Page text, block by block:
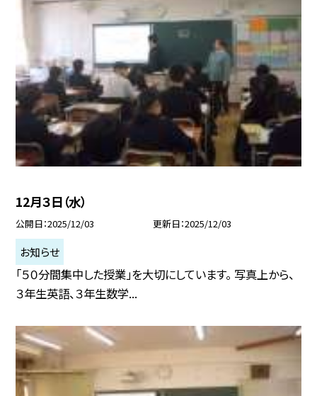
12月３日（水）
公開日 2025/12/03 更新日 2025/12/03
お知らせ
「５０分間集中した授業」を大切にしています。 写真上から、
３年生英語、３年生数学...